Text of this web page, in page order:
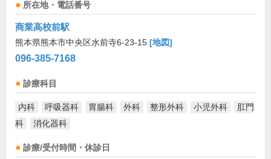
所在地・電話番号
商業高校前駅
熊本県熊本市中央区水前寺6-23-15 [地図]
096-385-7168
診療科目
内科 呼吸器科 胃腸科 外科 整形外科 小児外科
肛門
科
消化器科
診療/受付時間・休診日